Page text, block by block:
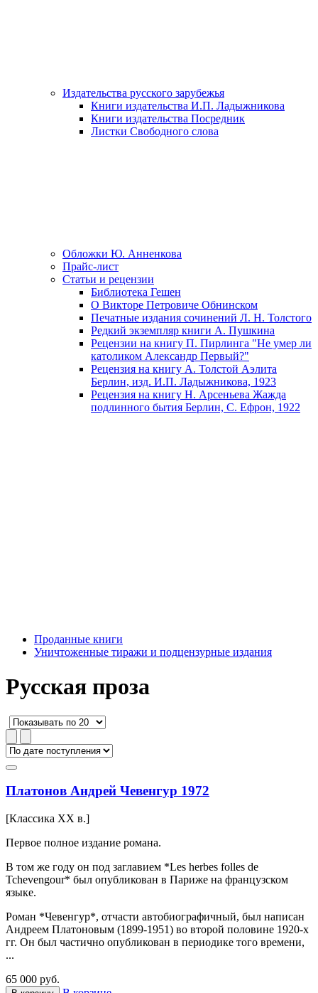
Издательства русского зарубежья
Книги издательства И.П. Ладыжникова
Книги издательства Посредник
Листки Свободного слова
Обложки Ю. Анненкова
Прайс-лист
Статьи и рецензии
Библиотека Гешен
О Викторе Петровиче Обнинском
Печатные издания сочинений Л. Н. Толстого
Редкий экземпляр книги А. Пушкина
Рецензии на книгу П. Пирлинга "Не умер ли
католиком Александр Первый?"
Рецензия на книгу А. Толстой Аэлита
Берлин, изд. И.П. Ладыжникова, 1923
Рецензия на книгу Н. Арсеньева Жажда
подлинного бытия Берлин, С. Ефрон, 1922
Проданные книги
Уничтоженные тиражи и подцензурные издания
Русская проза
Платонов Андрей Чевенгур 1972
[Классика XX в.]
Первое полное издание романа.
В том же году он под заглавием *Les herbes folles de
Tchevengour* был опубликован в Париже на французском
языке.
Роман *Чевенгур*, отчасти автобиографичный, был написан
Андреем Платоновым (1899-1951) во второй половине 1920-х
гг. Он был частично опубликован в периодике того времени,
...
65 000 руб.